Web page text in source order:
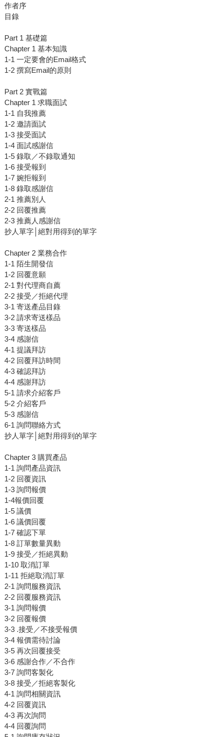
作者序
目錄
Part 1 基礎篇
Chapter 1 基本知識
1-1 一定要會的Email格式
1-2 撰寫Email的原則
Part 2 實戰篇
Chapter 1 求職面試
1-1 自我推薦
1-2 邀請面試
1-3 接受面試
1-4 面試感謝信
1-5 錄取／不錄取通知
1-6 接受報到
1-7 婉拒報到
1-8 錄取感謝信
2-1 推薦別人
2-2 回覆推薦
2-3 推薦人感謝信
抄人單字│絕對用得到的單字
Chapter 2 業務合作
1-1 陌生開發信
1-2 回覆意願
2-1 對代理商自薦
2-2 接受／拒絕代理
3-1 寄送產品目錄
3-2 請求寄送樣品
3-3 寄送樣品
3-4 感謝信
4-1 提議拜訪
4-2 回覆拜訪時間
4-3 確認拜訪
4-4 感謝拜訪
5-1 請求介紹客戶
5-2 介紹客戶
5-3 感謝信
6-1 詢問聯絡方式
抄人單字│絕對用得到的單字
Chapter 3 購買產品
1-1 詢問產品資訊
1-2 回覆資訊
1-3 詢問報價
1-4報價回覆
1-5 議價
1-6 議價回覆
1-7 確認下單
1-8 訂單數量異動
1-9 接受／拒絕異動
1-10 取消訂單
1-11 拒絕取消訂單
2-1 詢問服務資訊
2-2 回覆服務資訊
3-1 詢問報價
3-2 回覆報價
3-3 .接受／不接受報價
3-4 報價需待討論
3-5 再次回覆接受
3-6 感謝合作／不合作
3-7 詢問客製化
3-8 接受／拒絕客製化
4-1 詢問相關資訊
4-2 回覆資訊
4-3 再次詢問
4-4 回覆詢問